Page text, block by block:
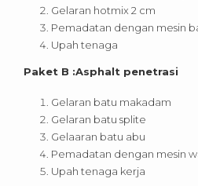
Gelaran hotmix 2 cm
Pemadatan dengan mesin
Upah tenaga
Paket B :Asphalt penetrasi
Gelaran batu makadam
Gelaran batu splite
Gelaaran batu abu
Pemadatan dengan mesin
Upah tenaga kerja